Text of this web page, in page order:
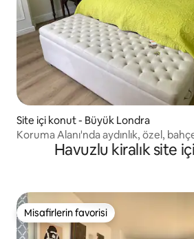
Site içi konut - Büyük Londra
Koruma Alanı'nda aydınlık, özel,
Havuzlu kiralık site
Misafirlerin favorisi
Misafirlerin favorisi